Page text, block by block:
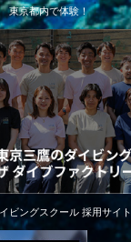
東京都内で体験！
ビングスクール 採用サイト